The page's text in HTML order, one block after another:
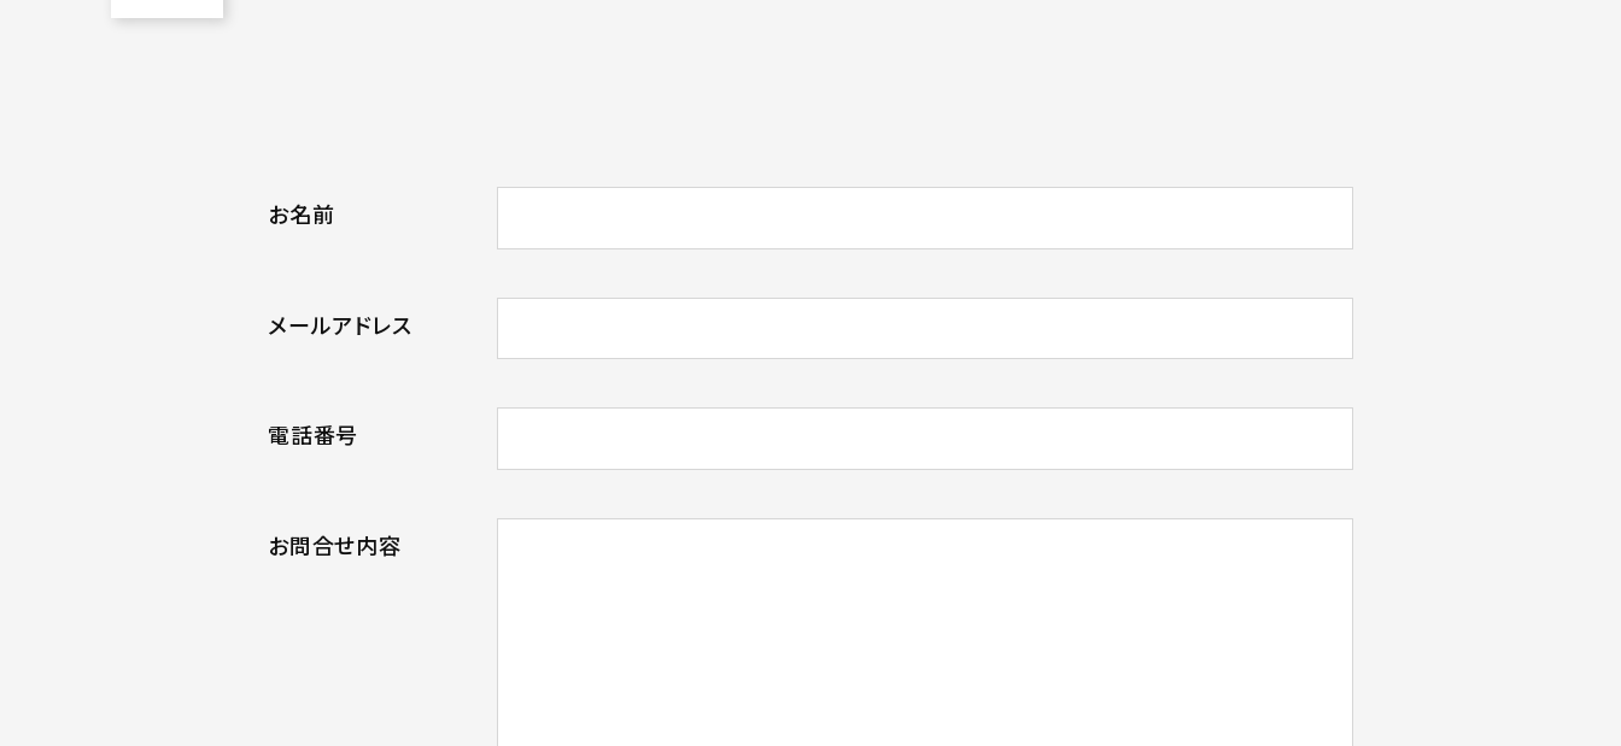
お名前
メールアドレス
電話番号
お問合せ内容